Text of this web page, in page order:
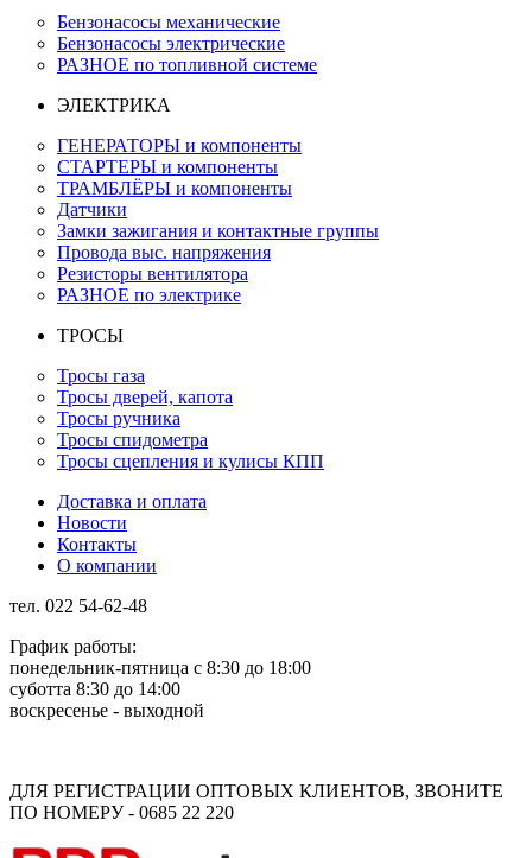
Бензонасосы механические
Бензонасосы электрические
РАЗНОЕ по топливной системе
ЭЛЕКТРИКА
ГЕНЕРАТОРЫ и компоненты
СТАРТЕРЫ и компоненты
ТРАМБЛЁРЫ и компоненты
Датчики
Замки зажигания и контактные группы
Провода выс. напряжения
Резисторы вентилятора
РАЗНОЕ по электрике
ТРОСЫ
Тросы газа
Тросы дверей, капота
Тросы ручника
Тросы спидометра
Тросы сцепления и кулисы КПП
Доставка и оплата
Новости
Контакты
О компании
тел. 022 54-62-48
График работы:
понедельник-пятница с 8:30 до 18:00
суботта 8:30 до 14:00
воскресенье - выходной
ДЛЯ РЕГИСТРАЦИИ ОПТОВЫХ КЛИЕНТОВ, ЗВОНИТЕ
ПО НОМЕРУ - 0685 22 220